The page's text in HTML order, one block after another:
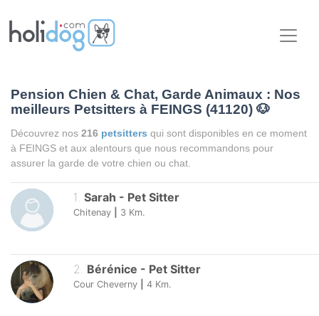
Pension Chien & Chat, Garde Animaux : Nos
meilleurs Petsitters à FEINGS (41120) 🐶
Découvrez nos 216 petsitters qui sont disponibles en ce moment
à FEINGS et aux alentours que nous recommandons pour
assurer la garde de votre chien ou chat.
1. Sarah - Pet Sitter
Chitenay 3 Km.
2. Bérénice - Pet Sitter
Cour Cheverny 4 Km.